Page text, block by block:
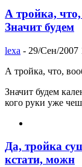
А тройка,
Значит будем
lexa - 29/Сен/2007
А тройка, что,
Значит будем
кого руки уже
Да, тройка
кстати, можн